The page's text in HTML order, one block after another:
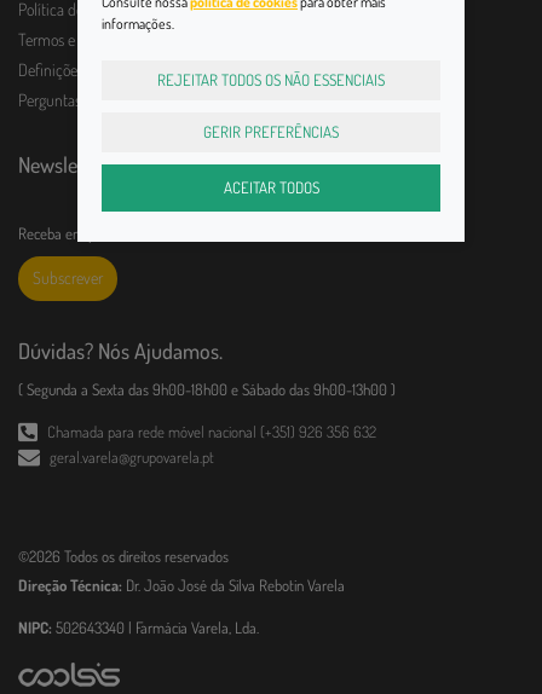
Política de Devolução
Termos e Condições
Definições de Privacidade
Perguntas frequentes
Newsletter
Receba em primeira mão todas as novidades!
Subscrever
Dúvidas? Nós Ajudamos.
( Segunda a Sexta das 9h00-18h00 e Sábado das 9h00-13h00 )
Chamada para rede móvel nacional (+351) 926 356 632
geral.varela@grupovarela.pt
©2026 Todos os direitos reservados
Direção Técnica: Dr. João José da Silva Rebotin Varela
NIPC: 502643340 | Farmácia Varela, Lda.
informações.
REJEITAR TODOS OS NÃO ESSENCIAIS
GERIR PREFERÊNCIAS
ACEITAR TODOS